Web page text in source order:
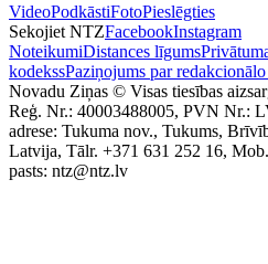
VideoPodkāstiFotoPieslēgties
Sekojiet NTZFacebookInstagram
NoteikumiDistances līgums
kodekssPaziņojums par
Novadu Ziņas © Visas tiesības
Reģ. Nr.: 40003488005, PVN Nr.:
adrese: Tukuma nov., Tukums,
Latvija, Tālr. +371 631 252 16,
pasts: ntz@ntz.lv